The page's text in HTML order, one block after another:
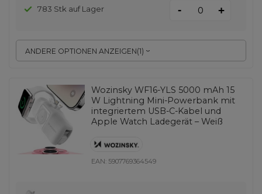
ANDERE OPTIONEN ANZEIGEN(1)
783 Stk auf Lager - +
Wozinsky WF16-YLS 5000 mAh 15
W Lightning Mini-Powerbank mit
integriertem USB-C-Kabel und
Apple Watch Ladegerät – Weiß
EAN: 5907769364549